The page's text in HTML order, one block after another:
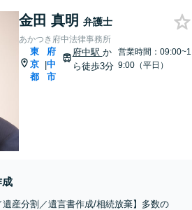
金田 真明 弁護士
あかつき府中法律事務所
東
京
都
|
府
中
市
府中駅 か
ら徒歩3分
営業時間：09:00~1
9:00（平日）
成
遺産分割／遺言書作成/相続放棄】多数の